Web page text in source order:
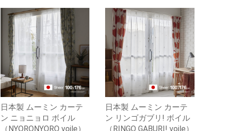
日本製 ムーミン カーテ
ン ニョニョロ ボイル
（NYORONYORO voile）
日本製 ムーミン カーテ
ン リンゴガブリ! ボイル
（RINGO GABURI! voile）